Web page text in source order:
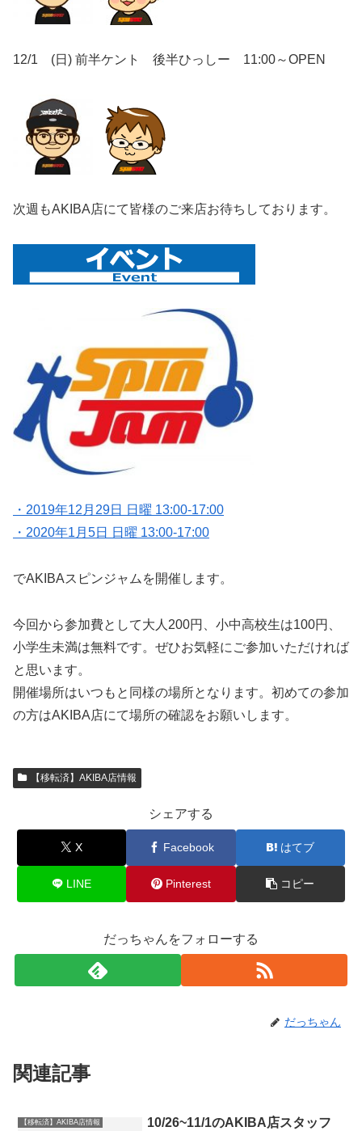
12/1 (日) 前半ケント 後半ひっしー 11:00～OPEN
次週もAKIBA店にて皆様のご来店お待ちしております。
・2019年12月29日 日曜 13:00-17:00
・2020年1月5日 日曜 13:00-17:00
でAKIBAスピンジャムを開催します。
今回から参加費として大人200円、小中高校生は100円、
小学生未満は無料です。ぜひお気軽にご参加いただければ
と思います。
開催場所はいつもと同様の場所となります。初めての参加
の方はAKIBA店にて場所の確認をお願いします。
【移転済】AKIBA店情報
シェアする
X Facebook はてブ
LINE Pinterest コピー
だっちゃんをフォローする
だっちゃん
関連記事
【移転済】AKIBA店情報
10/26~11/1のAKIBA店スタッフ